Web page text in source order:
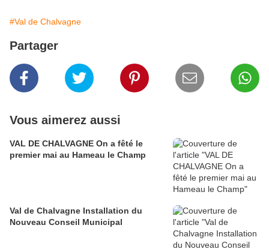
#Val de Chalvagne
Partager
Vous aimerez aussi
VAL DE CHALVAGNE On a fêté le
premier mai au Hameau le Champ
Val de Chalvagne Installation du
Nouveau Conseil Municipal